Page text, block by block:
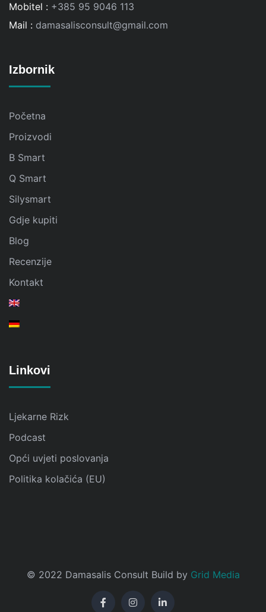
Mobitel : +385 95 9046 113
Mail : damasalisconsult@gmail.com
Izbornik
Početna
Proizvodi
B Smart
Q Smart
Silysmart
Gdje kupiti
Blog
Recenzije
Kontakt
Linkovi
Ljekarne Rizk
Podcast
Opći uvjeti poslovanja
Politika kolačića (EU)
© 2022 Damasalis Consult Build by Grid Media